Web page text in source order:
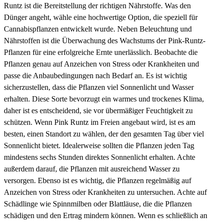
Runtz ist die Bereitstellung der richtigen Nährstoffe. Was den
Dünger angeht, wähle eine hochwertige Option, die speziell für
Cannabispflanzen entwickelt wurde. Neben Beleuchtung und
Nährstoffen ist die Überwachung des Wachstums der Pink-Runtz-
Pflanzen für eine erfolgreiche Ernte unerlässlich. Beobachte die
Pflanzen genau auf Anzeichen von Stress oder Krankheiten und
passe die Anbaubedingungen nach Bedarf an. Es ist wichtig
sicherzustellen, dass die Pflanzen viel Sonnenlicht und Wasser
erhalten. Diese Sorte bevorzugt ein warmes und trockenes Klima,
daher ist es entscheidend, sie vor übermäßiger Feuchtigkeit zu
schützen. Wenn Pink Runtz im Freien angebaut wird, ist es am
besten, einen Standort zu wählen, der den gesamten Tag über viel
Sonnenlicht bietet. Idealerweise sollten die Pflanzen jeden Tag
mindestens sechs Stunden direktes Sonnenlicht erhalten. Achte
außerdem darauf, die Pflanzen mit ausreichend Wasser zu
versorgen. Ebenso ist es wichtig, die Pflanzen regelmäßig auf
Anzeichen von Stress oder Krankheiten zu untersuchen. Achte auf
Schädlinge wie Spinnmilben oder Blattläuse, die die Pflanzen
schädigen und den Ertrag mindern können. Wenn es schließlich an